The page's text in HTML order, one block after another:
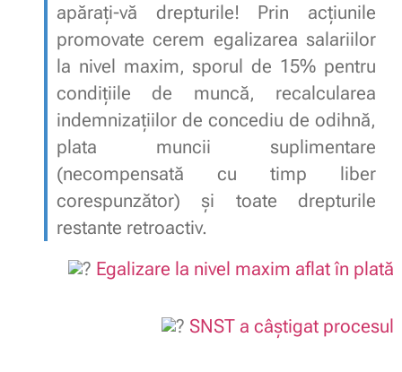
apărați-vă drepturile! Prin acțiunile
promovate cerem egalizarea salariilor
la nivel maxim, sporul de 15% pentru
condițiile de muncă, recalcularea
indemnizațiilor de concediu de odihnă,
plata muncii suplimentare
(necompensată cu timp liber
corespunzător) și toate drepturile
restante retroactiv.
Egalizare la nivel maxim aflat în plată
SNST a câștigat procesul